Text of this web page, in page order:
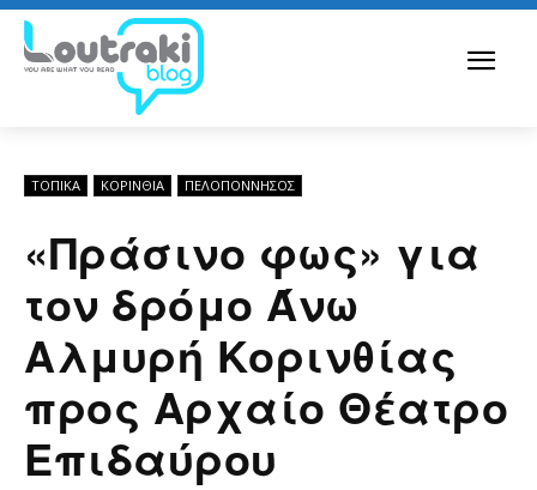
ΤΟΠΙΚΑ ΚΟΡΙΝΘΊΑ ΠΕΛΟΠΌΝΝΗΣΟΣ
«Πράσινο φως» για
τον δρόμο Άνω
Αλμυρή Κορινθίας
προς Αρχαίο Θέατρο
Επιδαύρου